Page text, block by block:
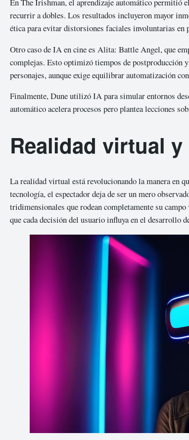
recurrir a dobles. Los resultados incluyeron mayor
ética para evitar distorsiones faciales involuntarias en
Otro caso de IA en cine es Alita: Battle Angel, que
complejas. Esto optimizó tiempos de postproducción
personajes, aunque exige equilibrar automatización
Finalmente, Dune utilizó IA para simular entornos
automático acelera procesos pero plantea lecciones
Realidad virtual
La realidad virtual está revolucionando la manera en
tecnología, el espectador deja de ser un mero
tridimensionales que rodean completamente su
que cada decisión del usuario influya en el desarrollo